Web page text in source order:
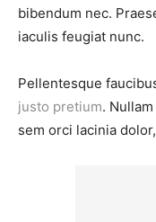
bibendum nec.
iaculis feugiat nunc.
Pellentesque
justo pretium.
sem orci lacinia